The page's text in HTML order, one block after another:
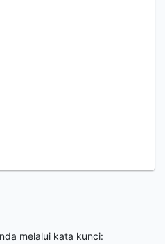
melalui kata kunci: